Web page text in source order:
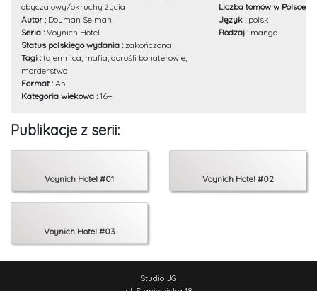
obyczajowy/okruchy życia
Autor : Douman Seiman
Seria : Voynich Hotel
Status polskiego wydania : zakończona
Tagi : tajemnica, mafia, dorośli bohaterowie,
morderstwo
Format : A5
Kategoria wiekowa : 16+
Liczba tomów w Polsce :
Język : polski
Rodzaj : manga
Publikacje z serii:
Voynich Hotel #01 Voynich Hotel #02
Voynich Hotel #03
Studio JG